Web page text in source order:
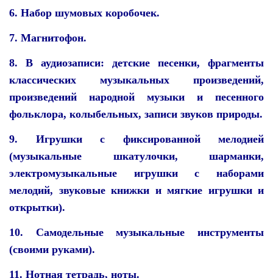
6. Набор шумовых коробочек.
7. Магнитофон.
8. В аудиозаписи: детские песенки, фрагменты
классических музыкальных произведений,
произведений народной музыки и песенного
фольклора, колыбельных, записи звуков природы.
9. Игрушки с фиксированной мелодией
(музыкальные шкатулочки, шарманки,
электромузыкальные игрушки с наборами
мелодий, звуковые книжки и мягкие игрушки и
открытки).
10. Самодельные музыкальные инструменты
(своими руками).
11. Нотная тетрадь, ноты.